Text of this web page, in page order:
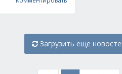
Загрузить еще